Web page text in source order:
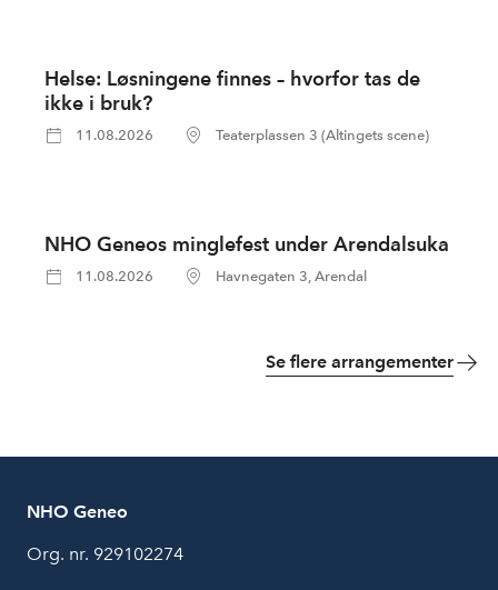
Helse: Løsningene finnes – hvorfor tas de
ikke i bruk?
11.08.2026 Teaterplassen 3 (Altingets scene)
NHO Geneos minglefest under Arendalsuka
11.08.2026 Havnegaten 3, Arendal
Se flere arrangementer
NHO Geneo
Org. nr. 929102274